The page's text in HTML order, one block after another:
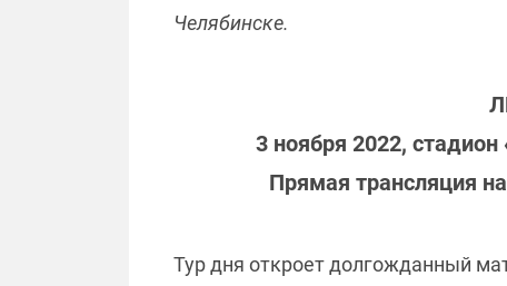
Челябинске.
3 ноября 2022,
Прямая трансляция
Тур дня откроет долгожданный